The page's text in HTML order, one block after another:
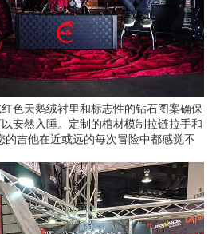
色天鹅绒衬里和标志性的钻石图案确保
安然入睡。定制的棺材模制拉链拉手和
的吉他在近或远的每次冒险中都感觉不